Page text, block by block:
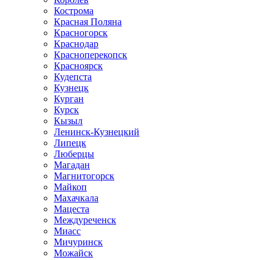
Кострома
Красная Поляна
Красногорск
Краснодар
Красноперекопск
Красноярск
Кудепста
Кузнецк
Курган
Курск
Кызыл
Ленинск-Кузнецкий
Липецк
Люберцы
Магадан
Магнитогорск
Майкоп
Махачкала
Мацеста
Междуреченск
Миасс
Мичуринск
Можайск